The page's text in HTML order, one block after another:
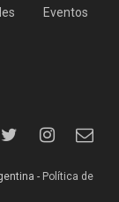
Eventos
- Política de